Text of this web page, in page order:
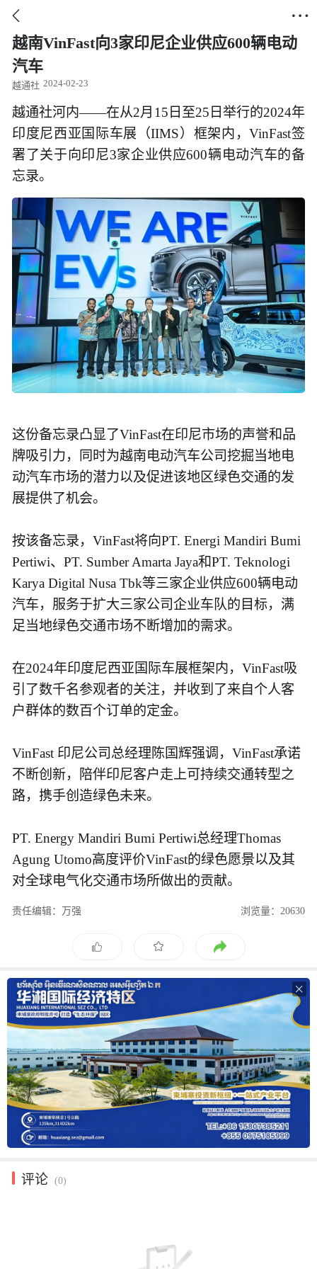
 
越南VinFast向3家印尼企业供应600辆电动
汽车
越通社 2024-02-23
越通社河内——在从2月15日至25日举行的2024年
印度尼西亚国际车展（IIMS）框架内，VinFast签
署了关于向印尼3家企业供应600辆电动汽车的备
忘录。
这份备忘录凸显了VinFast在印尼市场的声誉和品
牌吸引力，同时为越南电动汽车公司挖掘当地电
动汽车市场的潜力以及促进该地区绿色交通的发
展提供了机会。
按该备忘录，VinFast将向PT. Energi Mandiri Bumi
Pertiwi、PT. Sumber Amarta Jaya和PT. Teknologi
Karya Digital Nusa Tbk等三家企业供应600辆电动
汽车，服务于扩大三家公司企业车队的目标，满
足当地绿色交通市场不断增加的需求。
在2024年印度尼西亚国际车展框架内，VinFast吸
引了数千名参观者的关注，并收到了来自个人客
户群体的数百个订单的定金。
VinFast 印尼公司总经理陈国辉强调，VinFast承诺
不断创新，陪伴印尼客户走上可持续交通转型之
路，携手创造绿色未来。
PT. Energy Mandiri Bumi Pertiwi总经理Thomas
Agung Utomo高度评价VinFast的绿色愿景以及其
对全球电气化交通市场所做出的贡献。
责任编辑：万强 浏览量：20630

评论 (0)